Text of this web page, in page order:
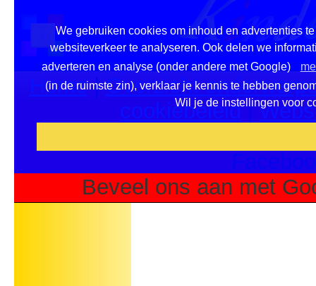
We gebruiken cookies om inhoud en advertenties
websiteverkeer te analyseren. Ook delen we
adverteren en analyse (onder andere met Google)
(in de ruimste zin), verklaar je kennis te hebben
Wil je de instellingen voor
Home|Overzicht
cookiebeleid|
Beveel ons aan met